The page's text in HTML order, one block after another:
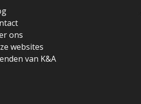
ons
websites
van K&A